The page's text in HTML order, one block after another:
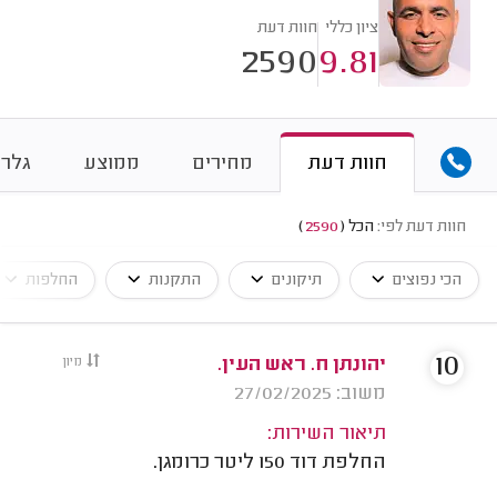
ציון כללי
9.81
חוות דעת
2590
חוות דעת מחירים ממוצע
חוות דעת לפי: הכל (
2590
)
הכי נפוצים תיקונים התקנות החלפות
מיון
יהונתן ח. ראש העין.
משוב: 27/02/2025
תיאור השירות:
החלפת דוד 150 ליטר כרומגן.
10